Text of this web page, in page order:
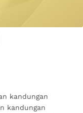
kandungan
kandungan